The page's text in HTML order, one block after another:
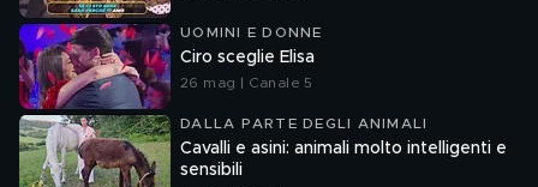
UOMINI E DONNE
Ciro sceglie Elisa
26 mag | Canale 5
DALLA PARTE DEGLI ANIMALI
Cavalli e asini: animali molto intelligenti e
sensibili